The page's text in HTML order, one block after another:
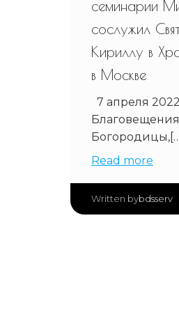
семинарии
сослужил
Кириллу в
в Москве
7 апреля
Read more
Written bybdsserv